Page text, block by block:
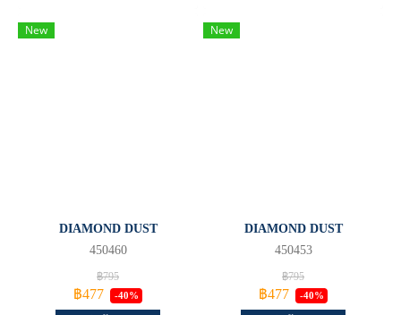
New
DIAMOND DUST
450460
฿795
฿477 -40%
New
DIAMOND DUST
450453
฿795
฿477 -40%